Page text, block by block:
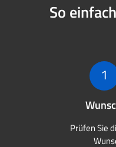
So
1
Prüfen Sie